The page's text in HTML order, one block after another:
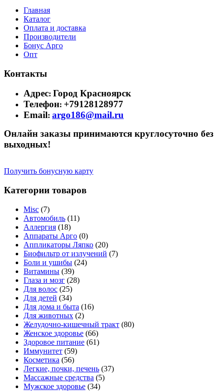
Главная
Каталог
Оплата и доставка
Производители
Бонус Арго
Опт
Контакты
Адрес: Город Красноярск
Телефон: +79128128977
Email: argo186@mail.ru
Онлайн заказы принимаются круглосуточно без
выходных!
Получить бонусную карту
Категории товаров
Misc (7)
Автомобиль (11)
Аллергия (18)
Аппараты Арго (0)
Аппликаторы Ляпко (20)
Биофильтр от излучений (7)
Боли и ушибы (24)
Витамины (39)
Глаза и мозг (28)
Для волос (25)
Для детей (34)
Для дома и быта (16)
Для животных (2)
Желудочно-кишечный тракт (80)
Женское здоровье (66)
Здоровое питание (61)
Иммунитет (59)
Косметика (56)
Легкие, почки, печень (37)
Массажные средства (5)
Мужское здоровье (34)